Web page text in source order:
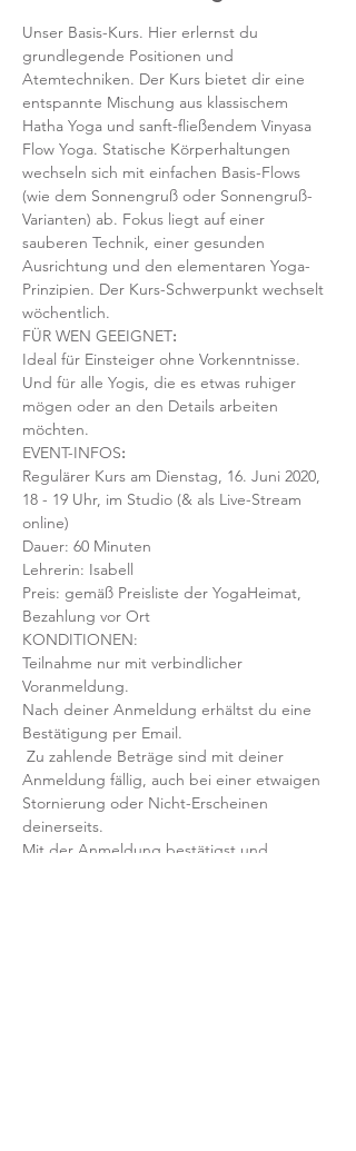
Unser Basis-Kurs. Hier erlernst du
grundlegende Positionen und
Atemtechniken. Der Kurs bietet dir eine
entspannte Mischung aus klassischem
Hatha Yoga und sanft-fließendem Vinyasa
Flow Yoga. Statische Körperhaltungen
wechseln sich mit einfachen Basis-Flows
(wie dem Sonnengruß oder Sonnengruß-
Varianten) ab. Fokus liegt auf einer
sauberen Technik, einer gesunden
Ausrichtung und den elementaren Yoga-
Prinzipien. Der Kurs-Schwerpunkt wechselt
wöchentlich.
FÜR WEN GEEIGNET:
Ideal für Einsteiger ohne Vorkenntnisse.
Und für alle Yogis, die es etwas ruhiger
mögen oder an den Details arbeiten
möchten.
EVENT-INFOS:
Regulärer Kurs am Dienstag, 16. Juni 2020,
18 - 19 Uhr, im Studio (& als Live-Stream
online)
Dauer: 60 Minuten
Lehrerin: Isabell
Preis: gemäß Preisliste der YogaHeimat,
Bezahlung vor Ort
KONDITIONEN:
Teilnahme nur mit verbindlicher
Voranmeldung.
Nach deiner Anmeldung erhältst du eine
Bestätigung per Email.
Zu zahlende Beträge sind mit deiner
Anmeldung fällig, auch bei einer etwaigen
Stornierung oder Nicht-Erscheinen
deinerseits.
Mit der Anmeldung bestätigst und